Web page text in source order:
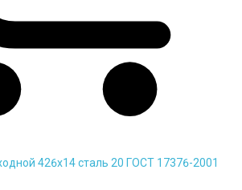
426х14 сталь 20 ГОСТ 17376-2001